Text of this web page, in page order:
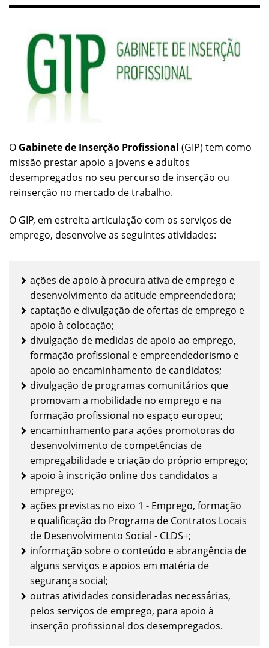
O Gabinete de Inserção Profissional (GIP) tem como
missão prestar apoio a jovens e adultos
desempregados no seu percurso de inserção ou
reinserção no mercado de trabalho.
O GIP, em estreita articulação com os serviços de
emprego, desenvolve as seguintes atividades:
ações de apoio à procura ativa de emprego e
desenvolvimento da atitude empreendedora;
captação e divulgação de ofertas de emprego e
apoio à colocação;
divulgação de medidas de apoio ao emprego,
formação profissional e empreendedorismo e
apoio ao encaminhamento de candidatos;
divulgação de programas comunitários que
promovam a mobilidade no emprego e na
formação profissional no espaço europeu;
encaminhamento para ações promotoras do
desenvolvimento de competências de
empregabilidade e criação do próprio emprego;
apoio à inscrição online dos candidatos a
emprego;
ações previstas no eixo 1 - Emprego, formação
e qualificação do Programa de Contratos Locais
de Desenvolvimento Social - CLDS+;
informação sobre o conteúdo e abrangência de
alguns serviços e apoios em matéria de
segurança social;
outras atividades consideradas necessárias,
pelos serviços de emprego, para apoio à
inserção profissional dos desempregados.